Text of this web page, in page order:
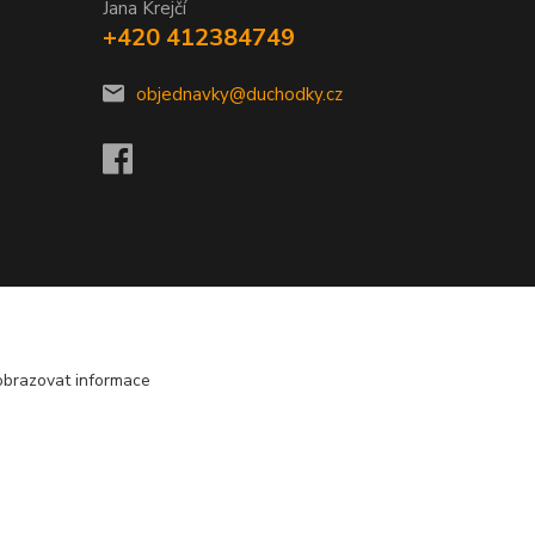
Jana Krejčí
+420 412384749
objednavky@duchodky.cz
informace